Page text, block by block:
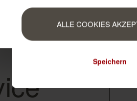
1, 49565 Bramsche,LUXEMBOURG
ALLE COOKIES
Speichern